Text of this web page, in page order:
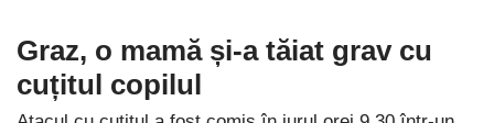
Graz, o mamă și-a tăiat grav cu
cuțitul copilul